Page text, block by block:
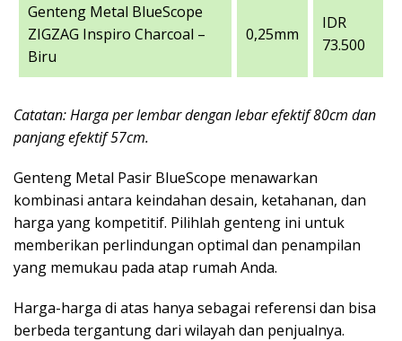
Genteng Metal BlueScope
ZIGZAG Inspiro Charcoal –
Biru
0,25mm
IDR
73.500
Catatan: Harga per lembar dengan lebar efektif 80cm dan
panjang efektif 57cm.
Genteng Metal Pasir BlueScope menawarkan
kombinasi antara keindahan desain, ketahanan, dan
harga yang kompetitif. Pilihlah genteng ini untuk
memberikan perlindungan optimal dan penampilan
yang memukau pada atap rumah Anda.
Harga-harga di atas hanya sebagai referensi dan bisa
berbeda tergantung dari wilayah dan penjualnya.